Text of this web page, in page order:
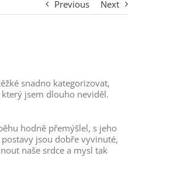
Previous Next
snadno kategorizovat,
jsem dlouho neviděl.
hodně přemýšlel, s jeho
jsou dobře vyvinuté,
naše srdce a mysl tak